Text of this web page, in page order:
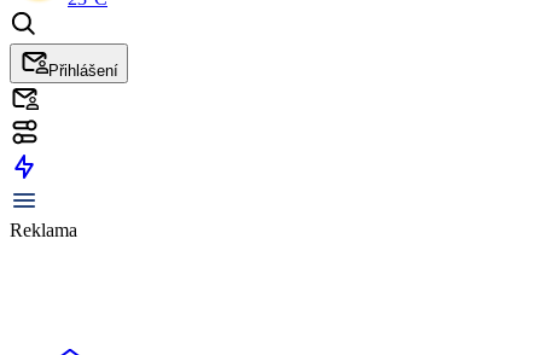
Přihlášení
Reklama